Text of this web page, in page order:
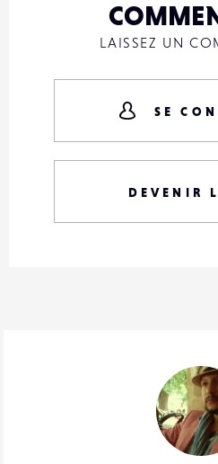
LAISSEZ UN
SE
DEVENIR